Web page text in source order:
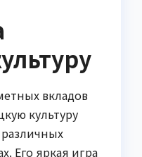
вкладов
культуру
различных
Его яркая игра